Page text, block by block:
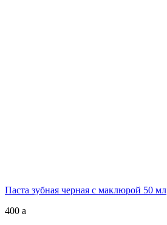
Паста зубная черная с маклюрой 50 мл
400 a